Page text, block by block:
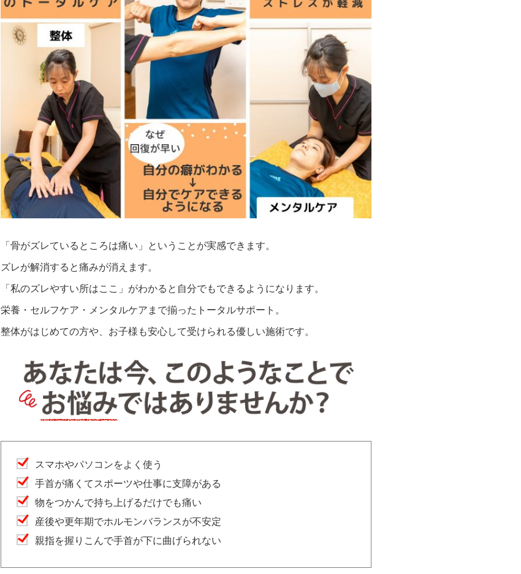
「骨がズレているところは痛い」ということが実感できます。
ズレが解消すると痛みが消えます。
「私のズレやすい所はここ」がわかると自分でもできるようになります。
栄養・セルフケア・メンタルケアまで揃ったトータルサポート。
整体がはじめての方や、お子様も安心して受けられる優しい施術です。
スマホやパソコンをよく使う
手首が痛くてスポーツや仕事に支障がある
物をつかんで持ち上げるだけでも痛い
産後や更年期でホルモンバランスが不安定
親指を握りこんで手首が下に曲げられない